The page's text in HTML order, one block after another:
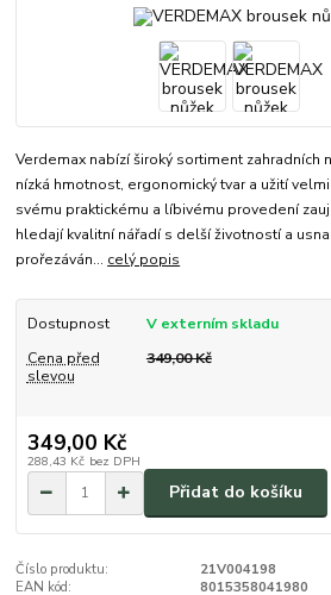
Verdemax nabízí široký sortiment zahradních
nízká hmotnost, ergonomický tvar a užití
svému praktickému a líbivému provedení
hledají kvalitní nářadí s delší životností a
prořezáván... celý popis
Dostupnost
V externím skladu
Cena před
slevou
349,00 Kč
349,00 Kč
288,43 Kč bez DPH
Přidat do košíku
Číslo produktu:
21V004198
EAN kód:
8015358041980